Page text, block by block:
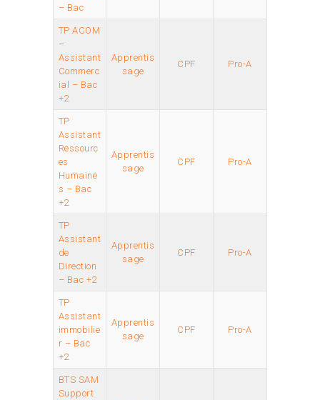
– Bac
TP ACOM
–
Assistant
Commerc
ial – Bac
+2
Apprentis
sage
CPF Pro-A
TP
Assistant
Ressourc
es
Humaine
s – Bac
+2
Apprentis
sage
CPF Pro-A
TP
Assistant
de
Direction
– Bac +2
Apprentis
sage
CPF Pro-A
TP
Assistant
immobilie
r – Bac
+2
Apprentis
sage
CPF Pro-A
BTS SAM
Support